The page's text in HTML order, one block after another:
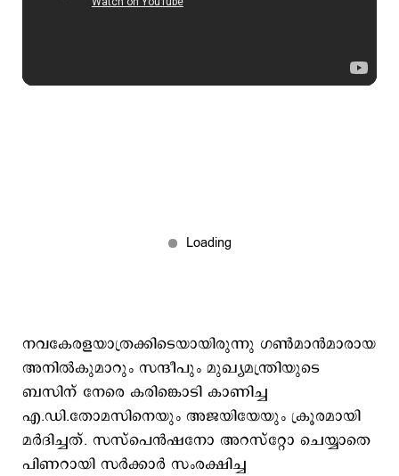
നവകേരളയാത്രക്കിടെയായിരുന്നു ഗണ്‍മാന്‍മാരായ
അനില്‍കുമാറും സന്ദീപും മുഖ്യമന്ത്രിയുടെ
ബസിന് നേരെ കരിങ്കൊടി കാണിച്ച
എ.ഡി.തോമസിനെയും അജയിയേയും ക്രൂരമായി
മര്‍ദിച്ചത്. സസ്പെന്‍ഷനോ അറസ്റ്റോ ചെയ്യാതെ
പിണറായി സര്‍ക്കാര്‍ സംരക്ഷിച്ച